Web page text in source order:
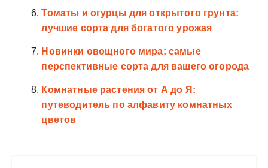
Томаты и огурцы для открытого грунта:
лучшие сорта для богатого урожая
Новинки овощного мира: самые
перспективные сорта для вашего огорода
Комнатные растения от А до Я:
путеводитель по алфавиту комнатных
цветов